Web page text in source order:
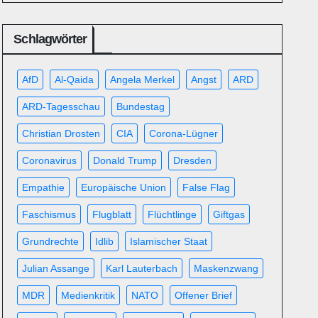
Schlagwörter
AfD Al-Qaida Angela Merkel Angst ARD
ARD-Tagesschau Bundestag
Christian Drosten CIA Corona-Lügner
Coronavirus Donald Trump Dresden
Empathie Europäische Union False Flag
Faschismus Flugblatt Flüchtlinge Giftgas
Grundrechte Idlib Islamischer Staat
Julian Assange Karl Lauterbach Maskenzwang
MDR Medienkritik NATO Offener Brief